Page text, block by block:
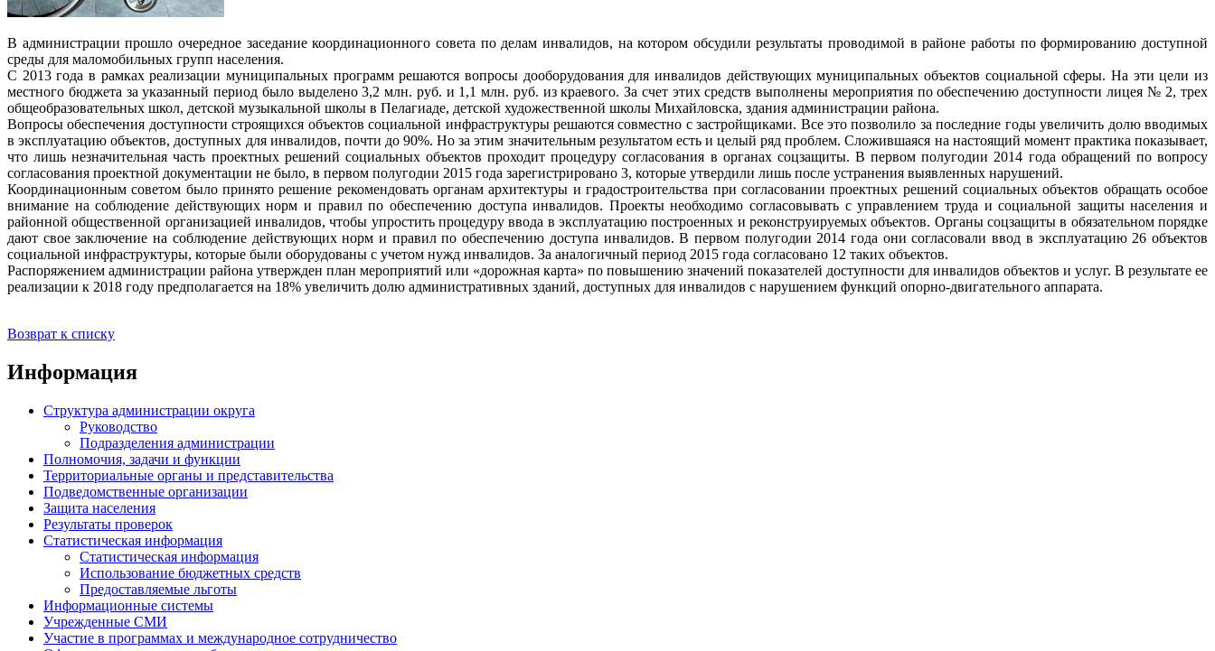
В администрации прошло очередное заседание координационного совета по делам инвалидов, на котором обсудили результаты проводимой в районе работы по формированию доступной
среды для маломобильных групп населения.
С 2013 года в рамках реализации муниципальных программ решаются вопросы дооборудования для инвалидов действующих муниципальных объектов социальной сферы. На эти цели из
местного бюджета за указанный период было выделено 3,2 млн. руб. и 1,1 млн. руб. из краевого. За счет этих средств выполнены мероприятия по обеспечению доступности лицея № 2, трех
общеобразовательных школ, детской музыкальной школы в Пелагиаде, детской художественной школы Михайловска, здания администрации района.
Вопросы обеспечения доступности строящихся объектов социальной инфраструктуры решаются совместно с застройщиками. Все это позволило за последние годы увеличить долю вводимых
в эксплуатацию объектов, доступных для инвалидов, почти до 90%. Но за этим значительным результатом есть и целый ряд проблем. Сложившаяся на настоящий момент практика показывает,
что лишь незначительная часть проектных решений социальных объектов проходит процедуру согласования в органах соцзащиты. В первом полугодии 2014 года обращений по вопросу
согласования проектной документации не было, в первом полугодии 2015 года зарегистрировано 3, которые утвердили лишь после устранения выявленных нарушений.
Координационным советом было принято решение рекомендовать органам архитектуры и градостроительства при согласовании проектных решений социальных объектов обращать особое
внимание на соблюдение действующих норм и правил по обеспечению доступа инвалидов. Проекты необходимо согласовывать с управлением труда и социальной защиты населения и
районной общественной организацией инвалидов, чтобы упростить процедуру ввода в эксплуатацию построенных и реконструируемых объектов. Органы соцзащиты в обязательном порядке
дают свое заключение на соблюдение действующих норм и правил по обеспечению доступа инвалидов. В первом полугодии 2014 года они согласовали ввод в эксплуатацию 26 объектов
социальной инфраструктуры, которые были оборудованы с учетом нужд инвалидов. За аналогичный период 2015 года согласовано 12 таких объектов.
Распоряжением администрации района утвержден план мероприятий или «дорожная карта» по повышению значений показателей доступности для инвалидов объектов и услуг. В результате ее
реализации к 2018 году предполагается на 18% увеличить долю административных зданий, доступных для инвалидов с нарушением функций опорно-двигательного аппарата.
Возврат к списку
Информация
Структура администрации округа
Руководство
Подразделения администрации
Полномочия, задачи и функции
Территориальные органы и представительства
Подведомственные организации
Защита населения
Результаты проверок
Статистическая информация
Статистическая информация
Использование бюджетных средств
Предоставляемые льготы
Информационные системы
Учрежденные СМИ
Участие в программах и международное сотрудничество